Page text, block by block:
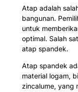
Atap adalah
bangunan.
untuk
optimal. Salah
atap spandek.
Atap spandek
material logam,
zincalume, yang